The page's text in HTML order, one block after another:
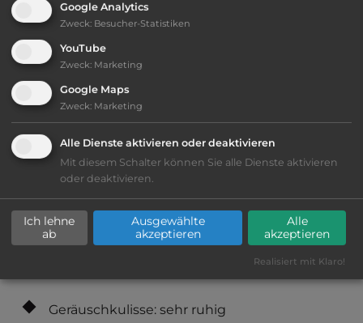
Ausstattung:
naturbelassener Platz
AB-Abfahrt max. 10 km entfernt
bis 35,- Euro
Klassifizierung: befriedigend
Lage: schön
Geräuschkulisse: sehr ruhig
Google Analytics
Zweck: Besucher-Statistiken
YouTube
Zweck: Marketing
Google Maps
Zweck: Marketing
Alle Dienste aktivieren oder deaktivieren
Mit diesem Schalter können Sie alle Dienste aktivieren
oder deaktivieren.
Ich lehne
ab
Ausgewählte
akzeptieren
Alle
akzeptieren
Realisiert mit Klaro!